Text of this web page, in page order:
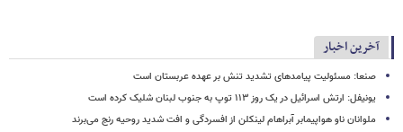
آخرین اخبار
صنعا: مسئولیت پیامدهای تشدید تنش بر عهده عربستان است
یونیفل: ارتش اسرائیل در یک روز ۱۱۳ توپ به جنوب لبنان شلیک کرده است
ملوانان ناو هواپیمابر آبراهام لینکلن از افسردگی و افت شدید روحیه رنج می‌برند